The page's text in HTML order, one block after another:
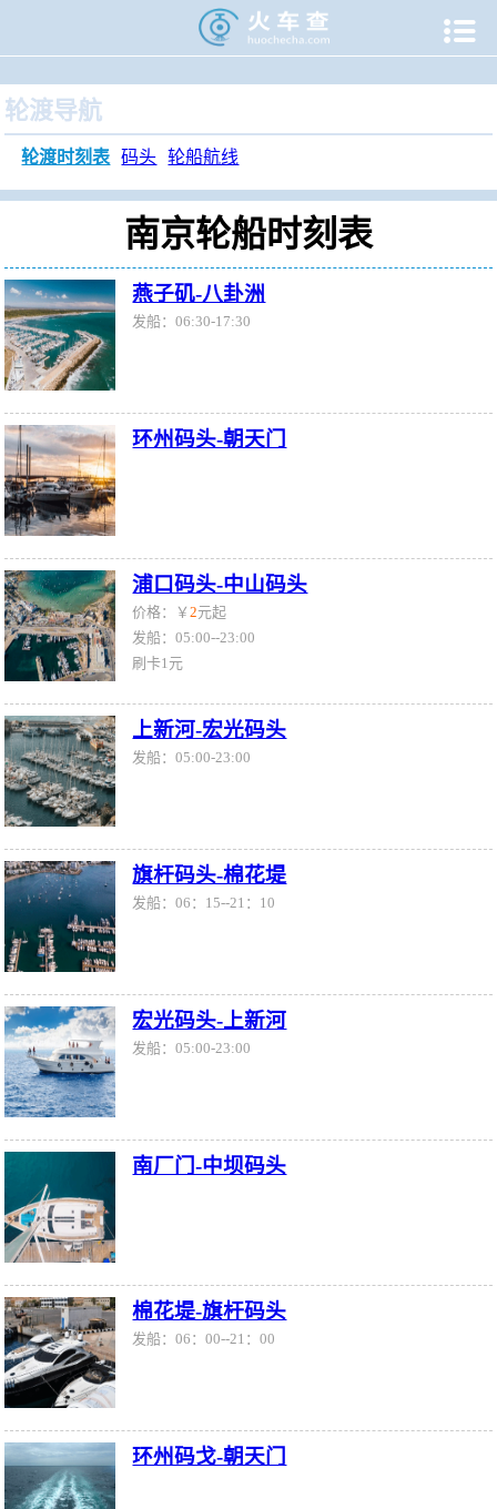

轮渡导航
轮渡时刻表 码头 轮船航线
南京轮船时刻表
燕子矶-八卦洲
发船：06:30-17:30
环州码头-朝天门
浦口码头-中山码头
价格：￥2元起
发船：05:00--23:00
刷卡1元
上新河-宏光码头
发船：05:00-23:00
旗杆码头-棉花堤
发船：06：15--21：10
宏光码头-上新河
发船：05:00-23:00
南厂门-中坝码头
棉花堤-旗杆码头
发船：06：00--21：00
环州码戈-朝天门